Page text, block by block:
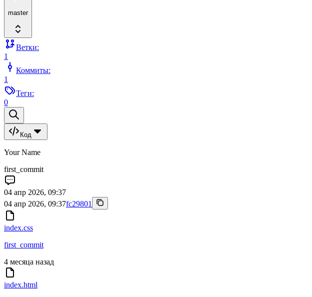
master
Ветки:
1
Коммиты:
1
Теги:
0
Код
Your Name
first_commit
04 апр 2026, 09:37
04 апр 2026, 09:37fc29801
index.css
first_commit
4 месяца назад
index.html